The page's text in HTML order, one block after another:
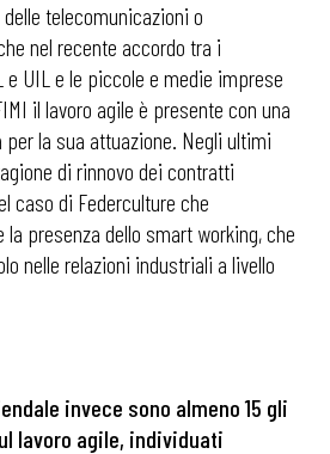
telecomunicazioni o
nel recente accordo tra i
UIL e le piccole e medie imprese
il lavoro agile è presente con una
per la sua attuazione. Negli ultimi
di rinnovo dei contratti
caso di Federculture che
la presenza dello smart working, che
nelle relazioni industriali a livello
invece sono almeno 15 gli
lavoro agile, individuati